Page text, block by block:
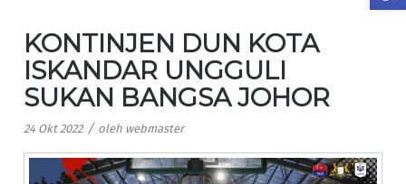
KONTINJEN DUN KOTA
ISKANDAR UNGGULI
SUKAN BANGSA JOHOR
24 Okt 2022 / oleh webmaster